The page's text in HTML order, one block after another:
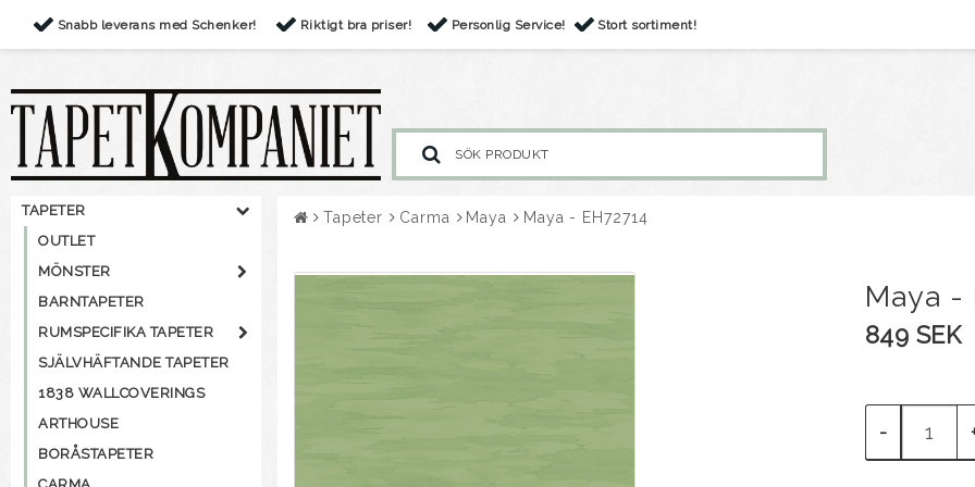
Snabb leverans med Schenker! Riktigt bra priser! Personlig Service! Stort sortiment!
TAPETER
OUTLET
MÖNSTER
BARNTAPETER
RUMSPECIFIKA TAPETER
SJÄLVHÄFTANDE TAPETER
1838 WALLCOVERINGS
ARTHOUSE
BORÅSTAPETER
Tapeter Carma Maya Maya - EH72714
Maya -
849 SEK
-